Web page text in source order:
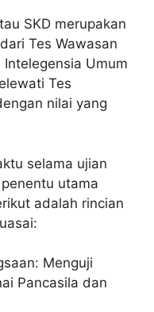
SKD merupakan
Tes Wawasan
Intelegensia Umum
Tes
nilai yang
selama ujian
utama
adalah rincian
Menguji
Pancasila dan